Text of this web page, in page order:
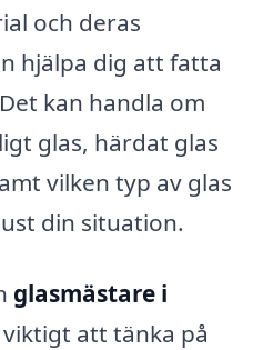
och deras
hjälpa dig att fatta
kan handla om
glas, härdat glas
vilken typ av glas
din situation.
glasmästare i
att tänka på